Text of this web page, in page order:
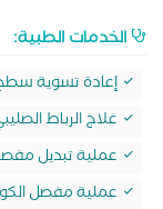
الخدمات الطبية:
إعادة تسوية
علاج الرباط
عملية تبديل
عملية مفصل